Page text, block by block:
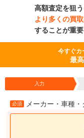
高額査定を狙う
より多くの買
することが重要
今すぐカ
最
入力
必須 メーカー・車種・